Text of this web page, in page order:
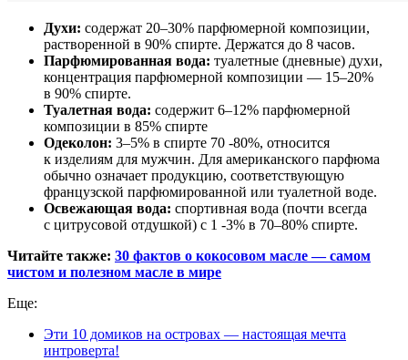
Духи: содержат 20–30% парфюмерной композиции,
растворенной в 90% спирте. Держатся до 8 часов.
Парфюмированная вода: туалетные (дневные) духи,
концентрация парфюмерной композиции — 15–20%
в 90% спирте.
Туалетная вода: содержит 6–12% парфюмерной
композиции в 85% спирте
Одеколон: 3–5% в спирте 70 -80%, относится
к изделиям для мужчин. Для американского парфюма
обычно означает продукцию, соответствующую
французской парфюмированной или туалетной воде.
Освежающая вода: спортивная вода (почти всегда
с цитрусовой отдушкой) с 1 -3% в 70–80% спирте.
Читайте также: 30 фактов о кокосовом масле — самом
чистом и полезном масле в мире
Еще:
Эти 10 домиков на островах — настоящая мечта
интроверта!